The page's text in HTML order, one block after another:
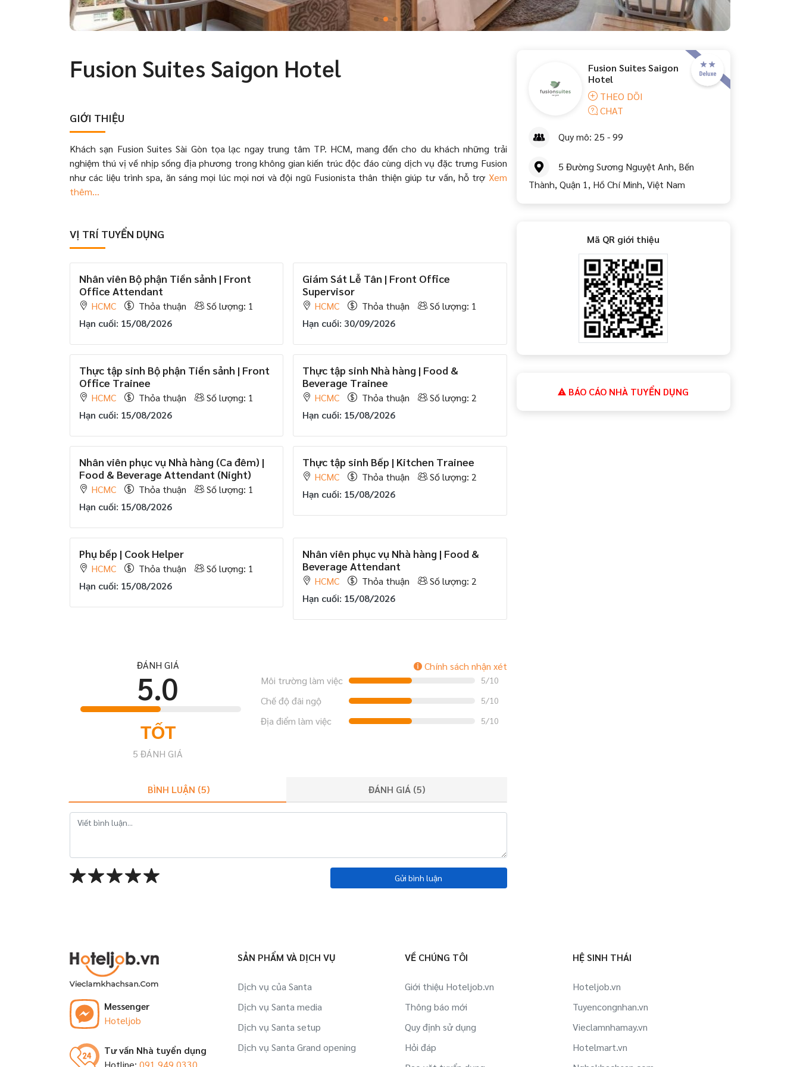
Fusion Suites Saigon Hotel
GIỚI THIỆU
Khách sạn Fusion Suites Sài Gòn tọa lạc ngay trung tâm TP. HCM, mang đến cho du khách những trải
nghiệm thú vị về nhịp sống địa phương trong không gian kiến trúc độc đáo cùng dịch vụ đặc trưng Fusion
như các liệu trình spa, ăn sáng mọi lúc mọi nơi và đội ngũ Fusionista thân thiện giúp tư vấn, hỗ trợ Xem
thêm...
VỊ TRÍ TUYỂN DỤNG
Nhân viên Bộ phận Tiền sảnh | Front
Office Attendant
HCMC Thỏa thuận
Số lượng: 1
Hạn cuối: 15/08/2026
Giám Sát Lễ Tân | Front Office
Supervisor
HCMC Thỏa thuận
Số lượng: 1
Hạn cuối: 30/09/2026
Thực tập sinh Bộ phận Tiền sảnh | Front
Office Trainee
HCMC Thỏa thuận
Số lượng: 1
Hạn cuối: 15/08/2026
Thực tập sinh Nhà hàng | Food &
Beverage Trainee
HCMC Thỏa thuận
Số lượng: 2
Hạn cuối: 15/08/2026
Nhân viên phục vụ Nhà hàng (Ca đêm) |
Food & Beverage Attendant (Night)
HCMC Thỏa thuận
Số lượng: 1
Hạn cuối: 15/08/2026
Thực tập sinh Bếp | Kitchen Trainee
HCMC Thỏa thuận
Số lượng: 2
Hạn cuối: 15/08/2026
Phụ bếp | Cook Helper
HCMC Thỏa thuận
Số lượng: 1
Hạn cuối: 15/08/2026
Nhân viên phục vụ Nhà hàng | Food &
Beverage Attendant
HCMC Thỏa thuận
Số lượng: 2
Hạn cuối: 15/08/2026
ĐÁNH GIÁ
5.0
TỐT
5 ĐÁNH GIÁ
Chính sách nhận xét
Môi trường làm việc
5/10
Chế độ đãi ngộ 5/10
Địa điểm làm việc 5/10
BÌNH LUẬN (5) ĐÁNH GIÁ (5)
Gửi bình luận
Fusion Suites Saigon
Hotel
THEO DÕI
CHAT
Quy mô: 25 - 99
5 Đường Sương Nguyệt Anh, Bến
Thành, Quận 1, Hồ Chí Minh, Việt Nam
Mã QR giới thiệu
BÁO CÁO NHÀ TUYỂN DỤNG
Messenger
Hoteljob
Tư vấn Nhà tuyển dụng
Hotline: 091 949 0330
SẢN PHẨM VÀ DỊCH VỤ
Dịch vụ của Santa
Dịch vụ Santa media
Dịch vụ Santa setup
Dịch vụ Santa Grand opening
VỀ CHÚNG TÔI
Giới thiệu Hoteljob.vn
Thông báo mới
Quy định sử dụng
Hỏi đáp
HỆ SINH THÁI
Hoteljob.vn
Tuyencongnhan.vn
Vieclamnhamay.vn
Hotelmart.vn